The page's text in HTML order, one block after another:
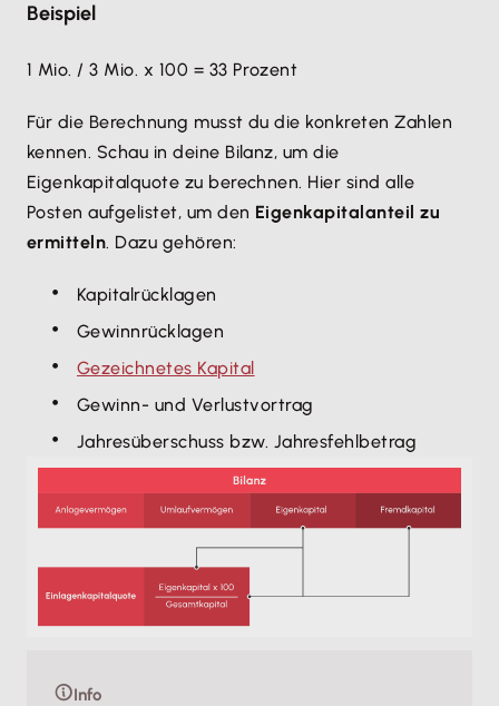
Beispiel
1 Mio. / 3 Mio. x 100 = 33 Prozent
Für die Berechnung musst du die konkreten Zahlen
kennen. Schau in deine Bilanz, um die
Eigenkapitalquote zu berechnen. Hier sind alle
Posten aufgelistet, um den Eigenkapitalanteil zu
ermitteln. Dazu gehören:
Kapitalrücklagen
Gewinnrücklagen
Gezeichnetes Kapital
Gewinn- und Verlustvortrag
Jahresüberschuss bzw. Jahresfehlbetrag
Info